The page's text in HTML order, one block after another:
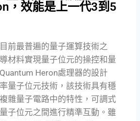
，效能是上一代3到5
前最普遍的量子運算技術之
材料實現量子位元的操控和量
Heron處理器的設計
量子位元技術，該技術具有穩
雜量子電路中的特性，可調式
子位元之間進行精準互動。雖